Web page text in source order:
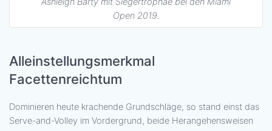
Open 2019.
Alleinstellungsmerkmal
Facettenreichtum
Dominieren heute krachende Grundschläge, so stand einst das
Serve-and-Volley im Vordergrund, beide Herangehensweisen